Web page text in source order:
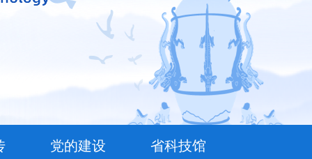
党的建设 省科技馆